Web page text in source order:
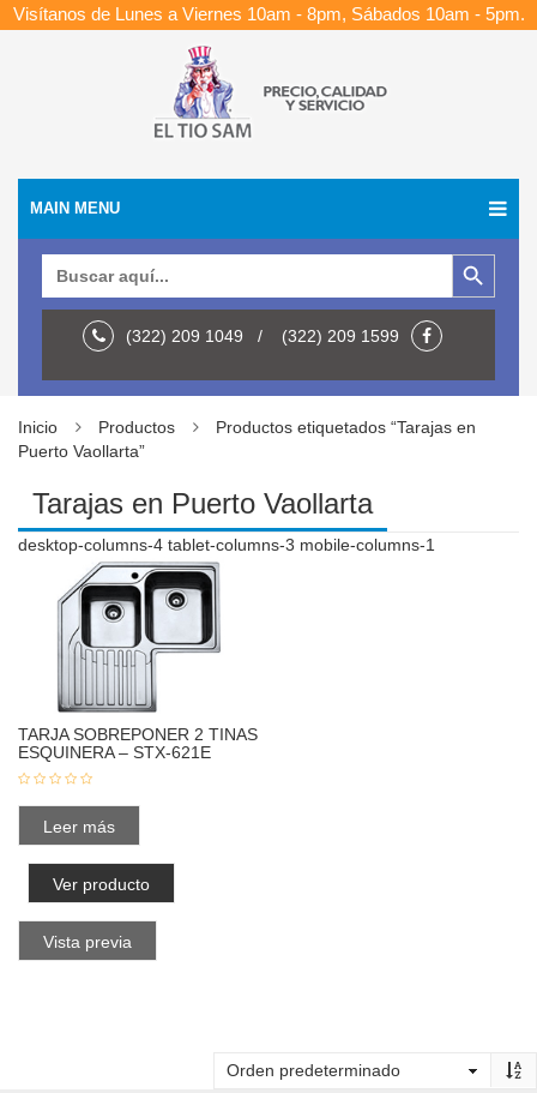
Visítanos de Lunes a Viernes 10am - 8pm, Sábados 10am - 5pm.
MAIN MENU
Botón de búsqueda
(322) 209 1049 / (322) 209 1599
Inicio Productos
Productos etiquetados “Tarajas en
Puerto Vaollarta”
Tarajas en Puerto Vaollarta
desktop-columns-4 tablet-columns-3 mobile-columns-1
TARJA SOBREPONER 2 TINAS
ESQUINERA – STX-621E
Leer más
Ver producto
Vista previa